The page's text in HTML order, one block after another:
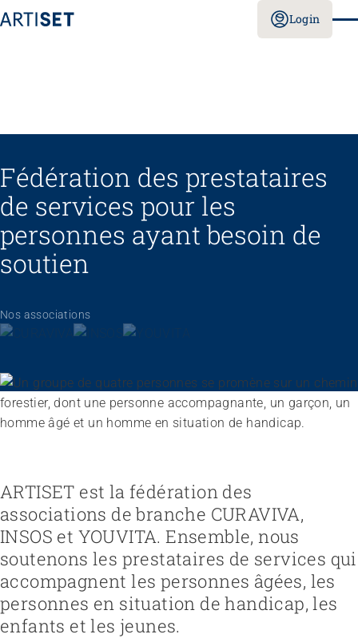
Login
Recruter et diriger du personnel
Régler le financement
Développer des offres
Promouvoir des offres
Promouvoir la durabilité
Organiser des achats
Organiser les transitions
Renforcer l’autodétermination
Protéger l'intégrité
Accompagner en cas de démence
Promouvoir la santé mentale
Fédération
Projets
Fédération des prestataires
de services pour les
personnes ayant besoin de
soutien
Nos associations
ARTISET est la fédération des
associations de branche CURAVIVA,
INSOS et YOUVITA. Ensemble, nous
soutenons les prestataires de services qui
accompagnent les personnes âgées, les
personnes en situation de handicap, les
enfants et les jeunes.